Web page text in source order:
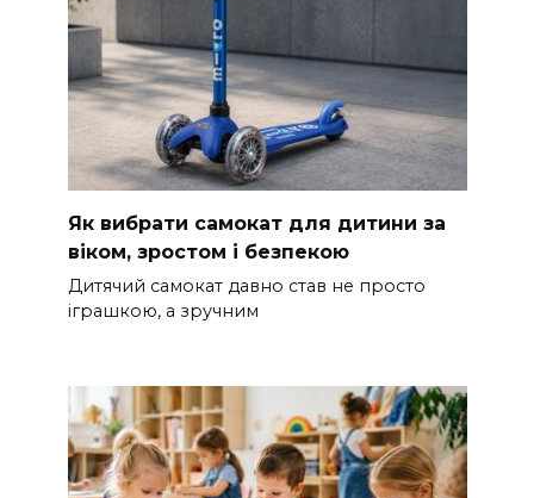
Як вибрати самокат для дитини за
віком, зростом і безпекою
Дитячий самокат давно став не просто
іграшкою, а зручним